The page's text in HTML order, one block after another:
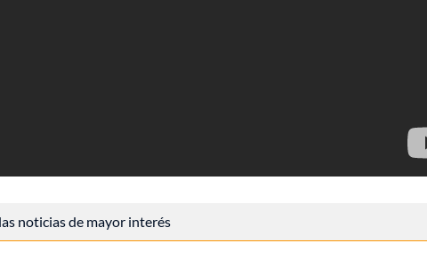
noticias de mayor interés